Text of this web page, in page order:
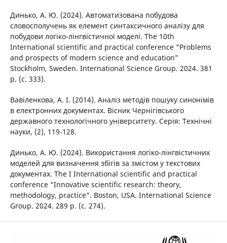
Динько, А. Ю. (2024). Автоматизована побудова
словосполучень як елемент синтаксичного аналізу для
побудови логіко-лінгвістичної моделі. The 10th
International scientific and practical conference “Problems
and prospects of modern science and education”
Stockholm, Sweden. International Science Group. 2024. 381
p. (c. 333).
Вавіленкова, А. І. (2014). Аналіз методів пошуку синонімів
в електронних документах. Вісник Чернігівського
державного технологічного університету. Серія: Технічні
науки, (2), 119-128.
Динько, А. Ю. (2024). Використання логіко-лінгвістичних
моделей для визначення збігів за змістом у текстових
документах. The I International scientific and practical
conference “Innovative scientific research: theory,
methodology, practice”. Boston, USA. International Science
Group. 2024. 289 p. (c. 274).